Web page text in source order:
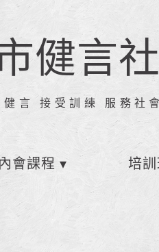
健言社
言 接受訓練 服務社會
會課程 培訓